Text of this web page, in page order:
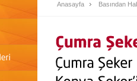
Anasayfa Basından